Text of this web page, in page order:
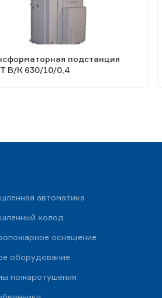
подстанция
В/К 630/10/0,4
автоматика
холод
оснащение
оборудование
пожаротушения